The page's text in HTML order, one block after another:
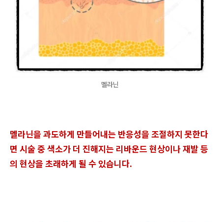
멜라닌
멜라닌을 과도하게 만들어내는 반응성을 조절하지 못한다
면 시술 중 색소가 더 진해지는 리바운드 현상이나 재발 등
의 현상을 초래하게 될 수 있습니다.